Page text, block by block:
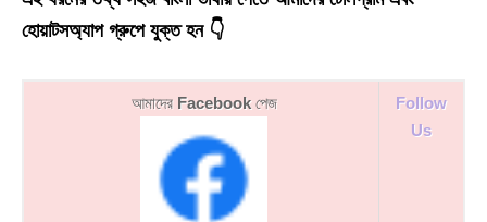
হোয়াটসঅ্যাপ গ্রুপে যুক্ত হন 👇
আমাদের Facebook পেজ
Follow
Us